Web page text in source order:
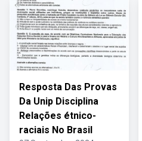
Resposta Das Provas
Da Unip Disciplina
Relações étnico-
raciais No Brasil